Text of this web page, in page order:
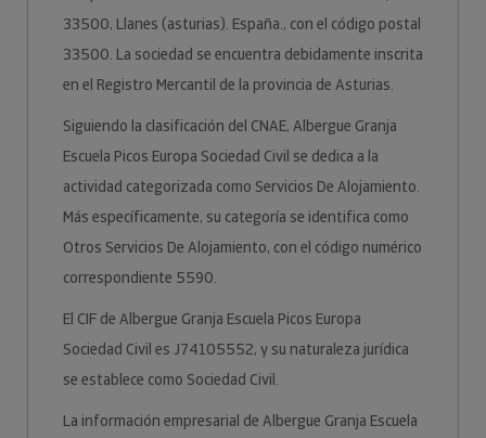
33500, Llanes (asturias). España., con el código postal
33500. La sociedad se encuentra debidamente inscrita
en el Registro Mercantil de la provincia de Asturias.
Siguiendo la clasificación del CNAE, Albergue Granja
Escuela Picos Europa Sociedad Civil se dedica a la
actividad categorizada como Servicios De Alojamiento.
Más específicamente, su categoría se identifica como
Otros Servicios De Alojamiento, con el código numérico
correspondiente 5590.
El CIF de Albergue Granja Escuela Picos Europa
Sociedad Civil es J74105552, y su naturaleza jurídica
se establece como Sociedad Civil.
La información empresarial de Albergue Granja Escuela